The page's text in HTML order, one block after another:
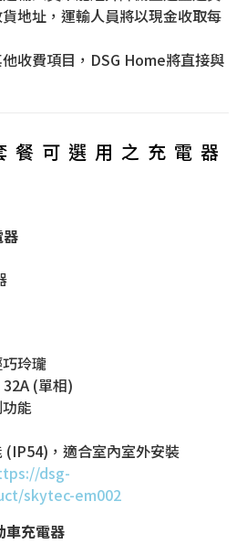
地址，運輸人員將以現金收取每
收費項目，DSG Home將直接與
餐可選用之充電器
玲瓏
(單相)
能
(IP54)，適合室內室外安裝
dsg-
skytec-em002
充電器